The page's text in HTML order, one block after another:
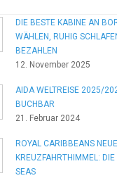
DIE BESTE KABINE AN
WÄHLEN, RUHIG
BEZAHLEN
12. November 2025
AIDA WELTREISE 2025/
BUCHBAR
21. Februar 2024
ROYAL CARIBBEANS
KREUZFAHRTHIMMEL:
SEAS